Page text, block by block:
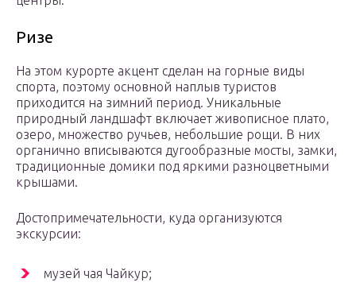
Ризе
На этом курорте акцент сделан на горные виды
спорта, поэтому основной наплыв туристов
приходится на зимний период. Уникальные
природный ландшафт включает живописное плато,
озеро, множество ручьев, небольшие рощи. В них
органично вписываются дугообразные мосты, замки,
традиционные домики под яркими разноцветными
крышами.
Достопримечательности, куда организуются
экскурсии:
музей чая Чайкур;